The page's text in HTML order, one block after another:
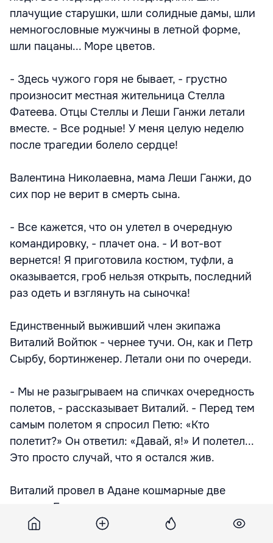
плачущие старушки, шли солидные дамы, шли
немногословные мужчины в летной форме,
шли пацаны... Море цветов.
- Здесь чужого горя не бывает, - грустно
произносит местная жительница Стелла
Фатеева. Отцы Стеллы и Леши Ганжи летали
вместе. - Все родные! У меня целую неделю
после трагедии болело сердце!
Валентина Николаевна, мама Леши Ганжи, до
сих пор не верит в смерть сына.
- Все кажется, что он улетел в очередную
командировку, - плачет она. - И вот-вот
вернется! Я приготовила костюм, туфли, а
оказывается, гроб нельзя открыть, последний
раз одеть и взглянуть на сыночка!
Единственный выживший член экипажа
Виталий Войтюк - чернее тучи. Он, как и Петр
Сырбу, бортинженер. Летали они по очереди.
- Мы не разыгрываем на спичках очередность
полетов, - рассказывает Виталий. - Перед тем
самым полетом я спросил Петю: «Кто
полетит?» Он ответил: «Давай, я!» И полетел...
Это просто случай, что я остался жив.
Виталий провел в Адане кошмарные две
недели. Ездил в морг на опознание, отвечал на
вопросы дознавателей и экспертов.